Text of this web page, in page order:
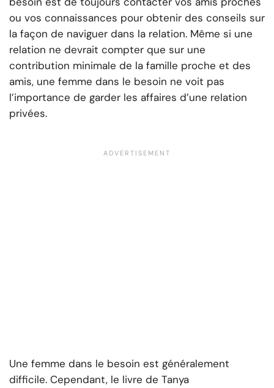
ou vos connaissances pour obtenir des conseils sur
la façon de naviguer dans la relation. Même si une
relation ne devrait compter que sur une
contribution minimale de la famille proche et des
amis, une femme dans le besoin ne voit pas
l’importance de garder les affaires d’une relation
privées.
Une femme dans le besoin est généralement
difficile. Cependant, le livre de Tanya